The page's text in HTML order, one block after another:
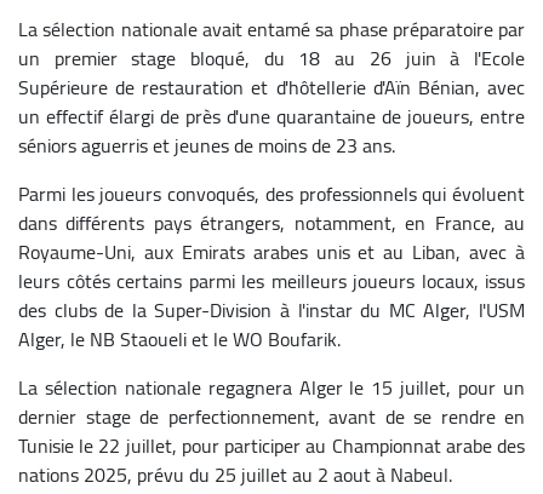
La sélection nationale avait entamé sa phase préparatoire par
un premier stage bloqué, du 18 au 26 juin à l'Ecole
Supérieure de restauration et d'hôtellerie d'Aïn Bénian, avec
un effectif élargi de près d'une quarantaine de joueurs, entre
séniors aguerris et jeunes de moins de 23 ans.
Parmi les joueurs convoqués, des professionnels qui évoluent
dans différents pays étrangers, notamment, en France, au
Royaume-Uni, aux Emirats arabes unis et au Liban, avec à
leurs côtés certains parmi les meilleurs joueurs locaux, issus
des clubs de la Super-Division à l'instar du MC Alger, l'USM
Alger, le NB Staoueli et le WO Boufarik.
La sélection nationale regagnera Alger le 15 juillet, pour un
dernier stage de perfectionnement, avant de se rendre en
Tunisie le 22 juillet, pour participer au Championnat arabe des
nations 2025, prévu du 25 juillet au 2 aout à Nabeul.